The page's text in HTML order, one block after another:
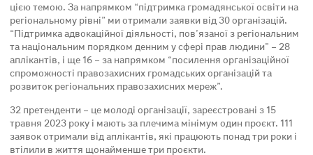
цією темою. За напрямком “підтримка громадянської освіти на
регіональному рівні” ми отримали заявки від 30 організацій.
“Підтримка адвокаційної діяльності, пов’язаної з регіональним
та національним порядком денним у сфері прав людини” – 28
аплікантів, і ще 16 – за напрямком “посилення організаційної
спроможності правозахисних громадських організацій та
розвиток регіональних правозахисних мереж”.
32 претенденти – це молоді організації, зареєстровані з 15
травня 2023 року і мають за плечима мінімум один проєкт. 111
заявок отримали від аплікантів, які працюють понад три роки і
втілили в життя щонайменше три проєкти.